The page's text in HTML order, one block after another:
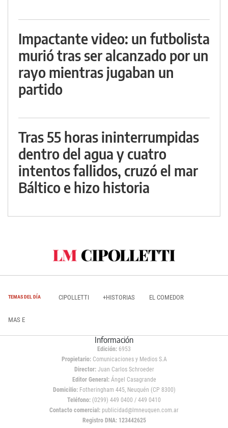
Impactante video: un futbolista
murió tras ser alcanzado por un
rayo mientras jugaban un
partido
Tras 55 horas ininterrumpidas
dentro del agua y cuatro
intentos fallidos, cruzó el mar
Báltico e hizo historia
TEMAS DEL DÍA CIPOLLETTI +HISTORIAS EL COMEDOR
MAS E
Información
Edición: 6953
Propietario:Comunicaciones y Medios S.A
Director: Juan Carlos Schroeder
Editor General:Ángel Casagrande
Domicilio:Fotheringham 445, Neuquén (CP 8300)
Teléfono: (0299) 449 0400 / 449 0410
Contacto comercial: publicidad@lmneuquen.com.ar
Registro DNA: 123442625